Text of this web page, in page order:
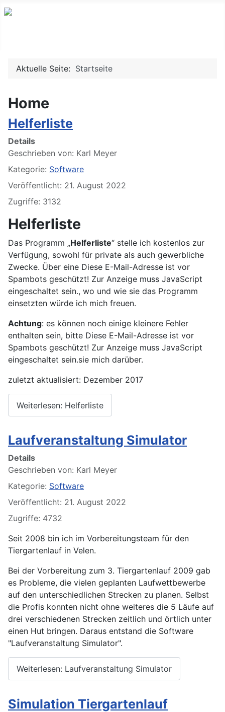
Aktuelle Seite: Startseite
Home
Helferliste
Details
Geschrieben von: Karl Meyer
Kategorie: Software
Veröffentlicht: 21. August 2022
Zugriffe: 3132
Helferliste
Das Programm „Helferliste“ stelle ich kostenlos zur
Verfügung, sowohl für private als auch gewerbliche
Zwecke. Über eine Diese E-Mail-Adresse ist vor
Spambots geschützt! Zur Anzeige muss JavaScript
eingeschaltet sein., wo und wie sie das Programm
einsetzten würde ich mich freuen.
Achtung: es können noch einige kleinere Fehler
enthalten sein, bitte Diese E-Mail-Adresse ist vor
Spambots geschützt! Zur Anzeige muss JavaScript
eingeschaltet sein.sie mich darüber.
zuletzt aktualisiert: Dezember 2017
Weiterlesen: Helferliste
Laufveranstaltung Simulator
Details
Geschrieben von: Karl Meyer
Kategorie: Software
Veröffentlicht: 21. August 2022
Zugriffe: 4732
Seit 2008 bin ich im Vorbereitungsteam für den
Tiergartenlauf in Velen.
Bei der Vorbereitung zum 3. Tiergartenlauf 2009 gab
es Probleme, die vielen geplanten Laufwettbewerbe
auf den unterschiedlichen Strecken zu planen. Selbst
die Profis konnten nicht ohne weiteres die 5 Läufe auf
drei verschiedenen Strecken zeitlich und örtlich unter
einen Hut bringen. Daraus entstand die Software
"Laufveranstaltung Simulator".
Weiterlesen: Laufveranstaltung Simulator
Simulation Tiergartenlauf